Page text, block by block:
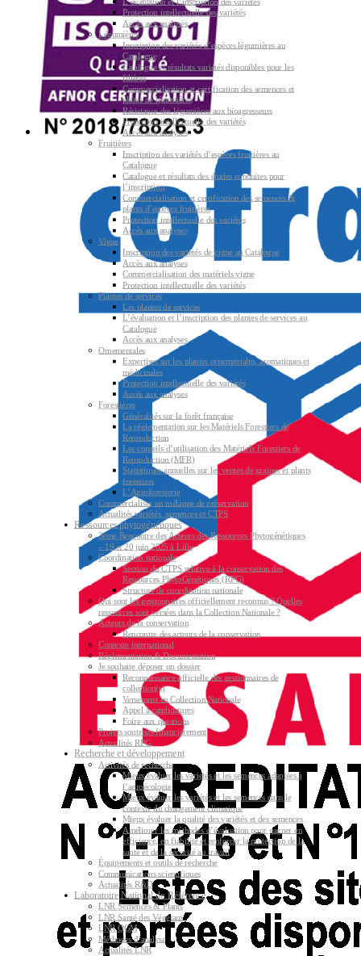
Protection intellectuelle des variétés
Accès aux analyses
Légumières
Inscription des variétés d’espèces légumières au
Catalogue
Catalogue et résultats variétés disponibles pour les
filières
Commercialisation et certification des semences et
plants de légumières
Résistance des légumières aux bioagresseurs
Protection intellectuelle des variétés
Accès aux analyses
Fruitières
Inscription des variétés d’espèces fruitières au
Catalogue
Catalogue et résultats des études conduites pour
l’inscription
Commercialisation et certification des semences &
plants d’espèces fruitières
Protection intellectuelle des variétés
Accès aux analyses
Vigne
Inscription des variétés de vigne au Catalogue
Accès aux analyses
Commercialisation des matériels vigne
Protection intellectuelle des variétés
Plantes de services
Les plantes de services
L’évaluation et l’inscription des plantes de services au
Catalogue
Accès aux analyses
Ornementales
Expertises sur les plantes ornementales, aromatiques et
médicinales
Protection intellectuelle des variétés
Accès aux analyses
Forestières
Généralités sur la forêt française
La réglementation sur les Matériels Forestiers de
Reproduction
Les conseils d’utilisation des Matériels Forestiers de
Reproduction (MFR)
Statistiques annuelles sur les ventes de graines et plants
forestiers
L’Agroforesterie
Commercialiser un mélange de préservation
Actualités variétés, semences et CTPS
Ressources phytogénétiques
3ème Rencontre des Acteurs des Ressources Phytogénétiques
– 19 et 20 juin 2025 à Lille
Coordination nationale
Section du CTPS relative à la conservation des
Ressources PhytoGénétiques (RPG)
Structure de coordination nationale
Qui sont les gestionnaires officiellement reconnus ? Quelles
ressources sont versées dans la Collection Nationale ?
Acteurs de la conservation
Rencontre des acteurs de la conservation
Contexte international
Réglementation & Documentation
Je souhaite déposer un dossier
Reconnaissance officielle des gestionnaires de
collection(s)
Versement en Collection Nationale
Appel à candidatures
Foire aux questions
Projets soutenus financièrement
Actualités RPG
Recherche et développement
Activités de recherche
Mieux évaluer les variétés et les semences adaptées à
l’agroécologie
Mieux évaluer les variétés et les semences dans le
contexte du changement climatique
Mieux évaluer la qualité des variétés et des semences
Améliorer les méthodes d’évaluation pour gagner en
efficience, en fiabilité et renforcer la protection de la
santé et de la sécurité au travail
Équipements et outils de recherche
Communications scientifiques
Actualités R&D
Laboratoire National de Référence
LNR Semences & Plants
LNR Santé des Végétaux
LNR OGM
Méthodes d’analyse
Actualités LNR